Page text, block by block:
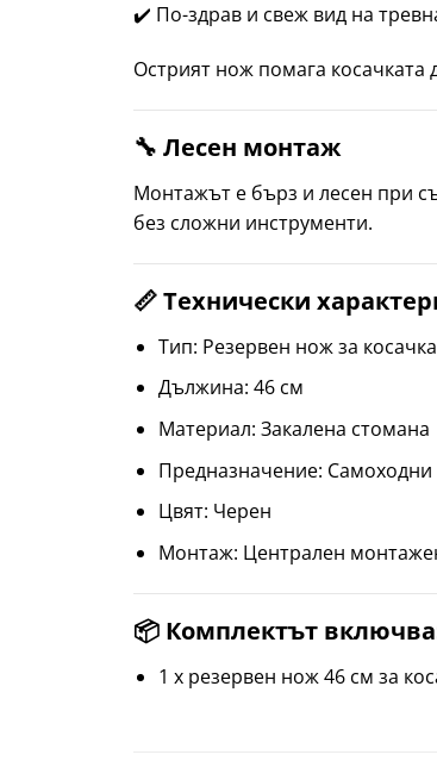
✔️ По-здрав и свеж вид на
Острият нож помага косачката
🔧 Лесен монтаж
Монтажът е бърз и лесен при
без сложни инструменти.
📏 Технически
Тип: Резервен нож за косачка
Дължина: 46 см
Материал: Закалена стомана
Предназначение:
Цвят: Черен
Монтаж: Централен
📦 Комплектът
1 х резервен нож 46 см за